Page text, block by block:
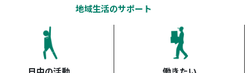
地域生活のサポート